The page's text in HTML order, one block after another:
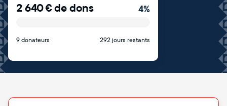
2 640€de dons 4%
9 donateurs 292 jours restants